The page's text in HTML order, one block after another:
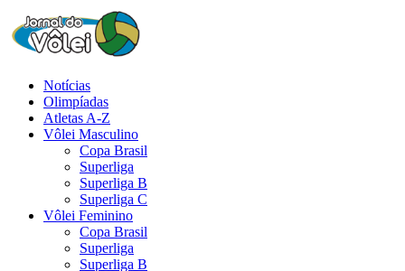
Notícias
Olimpíadas
Atletas A-Z
Vôlei Masculino
Copa Brasil
Superliga
Superliga B
Superliga C
Vôlei Feminino
Copa Brasil
Superliga
Superliga B